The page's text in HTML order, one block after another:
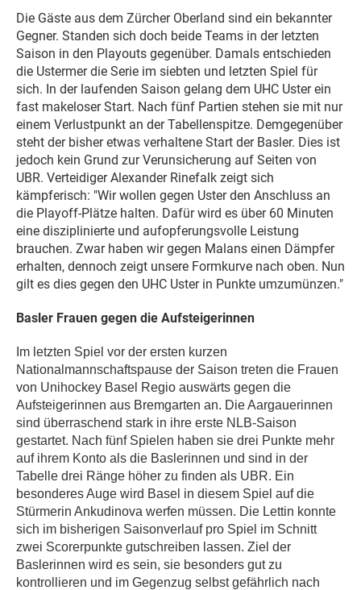
Die Gäste aus dem Zürcher Oberland sind ein bekannter
Gegner. Standen sich doch beide Teams in der letzten
Saison in den Playouts gegenüber. Damals entschieden
die Ustermer die Serie im siebten und letzten Spiel für
sich. In der laufenden Saison gelang dem UHC Uster ein
fast makeloser Start. Nach fünf Partien stehen sie mit nur
einem Verlustpunkt an der Tabellenspitze. Demgegenüber
steht der bisher etwas verhaltene Start der Basler. Dies ist
jedoch kein Grund zur Verunsicherung auf Seiten von
UBR. Verteidiger Alexander Rinefalk zeigt sich
kämpferisch: "Wir wollen gegen Uster den Anschluss an
die Playoff-Plätze halten. Dafür wird es über 60 Minuten
eine disziplinierte und aufopferungsvolle Leistung
brauchen. Zwar haben wir gegen Malans einen Dämpfer
erhalten, dennoch zeigt unsere Formkurve nach oben. Nun
gilt es dies gegen den UHC Uster in Punkte umzumünzen."
Basler Frauen gegen die Aufsteigerinnen
Im letzten Spiel vor der ersten kurzen
Nationalmannschaftspause der Saison treten die Frauen
von Unihockey Basel Regio auswärts gegen die
Aufsteigerinnen aus Bremgarten an. Die Aargauerinnen
sind überraschend stark in ihre erste NLB-Saison
gestartet. Nach fünf Spielen haben sie drei Punkte mehr
auf ihrem Konto als die Baslerinnen und sind in der
Tabelle drei Ränge höher zu finden als UBR. Ein
besonderes Auge wird Basel in diesem Spiel auf die
Stürmerin Ankudinova werfen müssen. Die Lettin konnte
sich im bisherigen Saisonverlauf pro Spiel im Schnitt
zwei Scorerpunkte gutschreiben lassen. Ziel der
Baslerinnen wird es sein, sie besonders gut zu
kontrollieren und im Gegenzug selbst gefährlich nach